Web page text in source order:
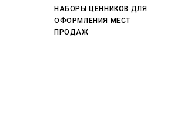
НАБОРЫ ЦЕННИКОВ ДЛЯ
ОФОРМЛЕНИЯ МЕСТ
ПРОДАЖ